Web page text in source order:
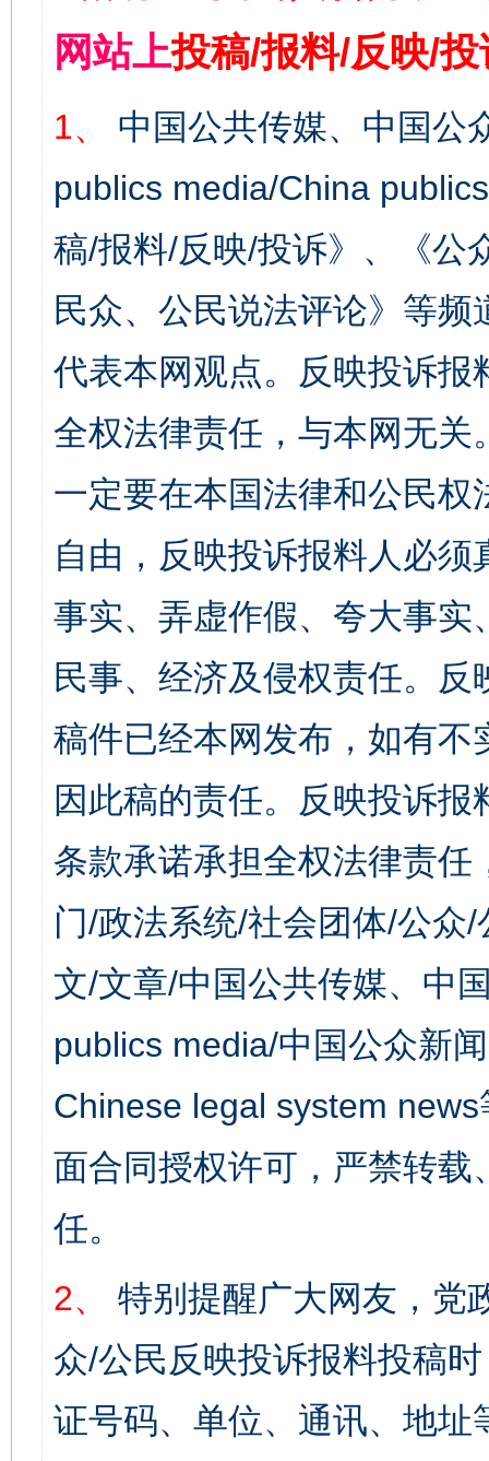
网站上投稿/报料/反映/
1、
中国公共传媒、中国公
publics media/China
稿/报料/反映/投诉》、《公
民众、公民说法评论》等
代表本网观点。反映投诉
全权法律责任，与本网无
一定要在本国法律和公民
自由，反映投诉报料人必
事实、弄虚作假、夸大事
民事、经济及侵权责任。
稿件已经本网发布，如有
因此稿的责任。反映投诉
条款承诺承担全权法律责
门/政法系统/社会团体/公众
文/文章/中国公共传媒、中
publics media/中国公众新
Chinese legal system
面合同授权许可，严禁转
任。
2、
特别提醒广大网友，党
众/公民反映投诉报料投稿
证号码、单位、通讯、地